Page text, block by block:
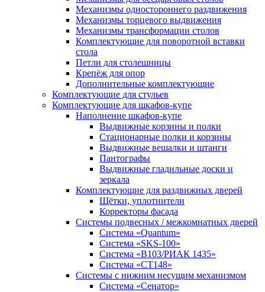
Механизмы одностороннего раздвижения
Механизмы торцевого выдвижения
Механизмы трансформации столов
Комплектующие для поворотной вставки
стола
Петли для столешницы
Крепёж для опор
Дополнительные комплектующие
Комплектующие для стульев
Комплектующие для шкафов-купе
Наполнение шкафов-купе
Выдвижные корзины и полки
Стационарные полки и корзины
Выдвижные вешалки и штанги
Пантографы
Выдвижные гладильные доски и
зеркала
Комплектующие для раздвижных дверей
Щётки, уплотнители
Корректоры фасада
Системы подвесных / межкомнатных дверей
Система «Quantum»
Система «SKS-100»
Система «B103/РИАК 1435»
Система «СТ148»
Системы с нижним несущим механизмом
Система «Сенатор»